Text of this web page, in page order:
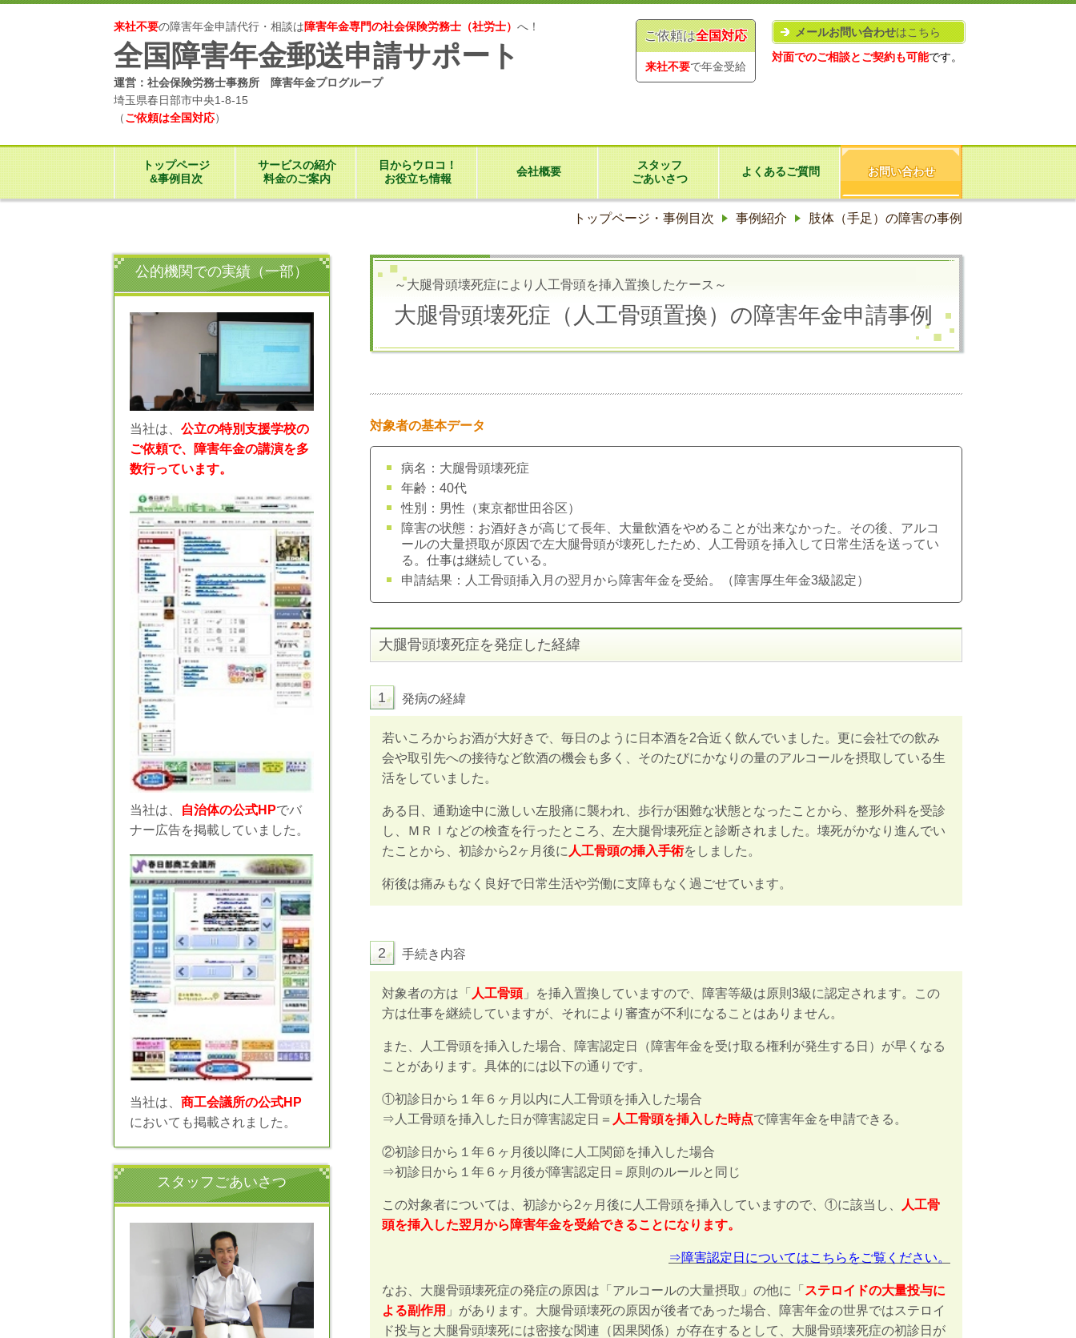
来社不要の障害年金申請代行・相談は障害年金専門の社会保険労務士（社労士） へ！
全国障害年金郵送申請サポート
運営：社会保険労務士事務所 障害年金プログループ
埼玉県春日部市中央1-8-15
（ご依頼は全国対応）
ご依頼は全国対応
来社不要で年金受給
メールお問い合わせはこちら
対面でのご相談とご契約も可能です。
トップページ
&事例目次
サービスの紹介
料金のご案内
目からウロコ！
お役立ち情報
会社概要
スタッフ
ごあいさつ
よくあるご質問 お問い合わせ
トップページ・事例目次 事例紹介 肢体（手足）の障害の事例
～大腿骨頭壊死症により人工骨頭を挿入置換したケース ～
大腿骨頭壊死症（人工骨頭置換）の障害年金申請事例
対象者の基本データ
病名：大腿骨頭壊死症
年齢：40代
性別：男性（東京都世田谷区）
障害の状態：お酒好きが高じて長年、大量飲酒をやめることが出来なかった。その後、アルコ
ールの大量摂取が原因で左大腿骨頭が壊死したため、人工骨頭を挿入して日常生活を送ってい
る。仕事は継続している。
申請結果：人工骨頭挿入月の翌月から障害年金を受給。（障害厚生年金3級認定）
大腿骨頭壊死症を発症した経緯
1 発病の経緯
若いころからお酒が大好きで、毎日のように日本酒を2合近く飲んでいました。更に会社での飲み
会や取引先への接待など飲酒の機会も多く、そのたびにかなりの量のアルコールを摂取している生
活をしていました。
ある日、通勤途中に激しい左股痛に襲われ、歩行が困難な状態となったことから、整形外科を受診
し、ＭＲＩなどの検査を行ったところ、左大腿骨壊死症と診断されました。 壊死がかなり進んでい
たことから、初診から2ヶ月後に 人工骨頭の挿入手術をしました。
術後は痛みもなく良好で日常生活や労働に支障もなく過ごせています。
2 手続き内容
対象者の方は「 人工骨頭 」を挿入置換していますので、障害等級は原則 3級に認定されます。この
方は仕事を継続していますが、それにより審査が不利になることはありません。
また、人工骨頭を挿入した場合、障害認定日（障害年金を受け取る権利が発生する日）が早くなる
ことがあります。具体的には以下の通りです。
①初診日から１年６ヶ月以内に人工骨頭を挿入した場合
⇒人工骨頭を挿入した日が障害認定日＝ 人工骨頭を挿入した時点で障害年金を申請できる。
②初診日から１年６ヶ月後以降に人工関節を挿入した場合
⇒初診日から１年６ヶ月後が障害認定日＝原則のルールと同じ
この対象者については、初診から2ヶ月後に人工骨頭を挿入していますので、①に該当し、
人工骨
頭を挿入した翌月から障害年金を受給できることになります。
⇒障害認定日についてはこちらをご覧ください。
なお、大腿骨頭壊死症の発症の原因は「アルコールの大量摂取」の他に「 ステロイドの大量投与に
よる副作用 」があります。大腿骨頭壊死の原因が後者であった場合、障害年金の世界ではステロイ
ド投与と大腿骨頭壊死には密接な関連（因果関係）が存在するとして、 大腿骨頭壊死症の初診日が
公的機関での実績（一部）
当社は、 公立の特別支援学校の
ご依頼で、障害年金の講演を多
数行っています。
当社は、 自治体の公式HPでバ
ナー広告を掲載していました。
当社は、 商工会議所の公式HP
においても掲載されました。
スタッフごあいさつ